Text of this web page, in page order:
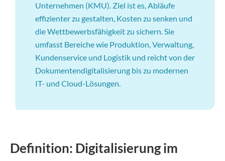
Unternehmen (KMU). Ziel ist es, Abläufe
effizienter zu gestalten, Kosten zu senken und
die Wettbewerbsfähigkeit zu sichern. Sie
umfasst Bereiche wie Produktion, Verwaltung,
Kundenservice und Logistik und reicht von der
Dokumentendigitalisierung bis zu modernen
IT- und Cloud-Lösungen.
Definition: Digitalisierung im